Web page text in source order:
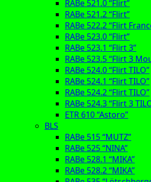
RABe 521.0 “Flirt”
RABe 521.2 “Flirt”
RABe 522.2 “Flirt
RABe 523.0 “Flirt”
RABe 523.1 “Flirt 3”
RABe 523.5 “Flirt 3
RABe 524.0 “Flirt TILO”
RABe 524.1 “Flirt TILO”
RABe 524.2 “Flirt TILO”
RABe 524.3 “Flirt 3
ETR 610 “Astoro”
BLS
RABe 515 “MUTZ”
RABe 525 “NINA”
RABe 528.1 “MIKA”
RABe 528.2 “MIKA”